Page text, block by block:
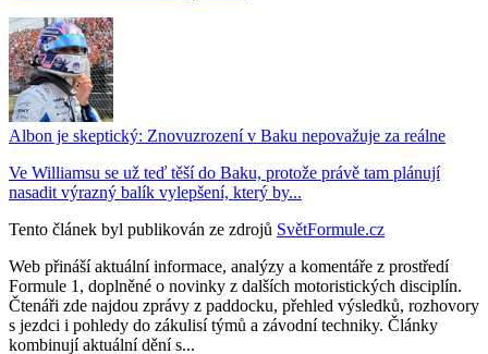
Albon je skeptický: Znovuzrození v Baku nepovažuje za reálne
Ve Williamsu se už teď těší do Baku, protože právě tam plánují
nasadit výrazný balík vylepšení, který by...
Tento článek byl publikován ze zdrojů SvětFormule.cz
Web přináší aktuální informace, analýzy a komentáře z prostředí
Formule 1, doplněné o novinky z dalších motoristických disciplín.
Čtenáři zde najdou zprávy z paddocku, přehled výsledků, rozhovory
s jezdci i pohledy do zákulisí týmů a závodní techniky. Články
kombinují aktuální dění s...